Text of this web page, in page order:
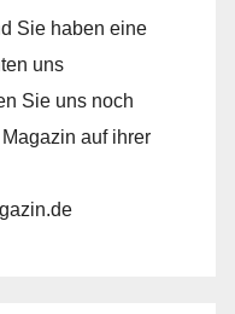
Sie haben eine
uns
Sie uns noch
auf ihrer